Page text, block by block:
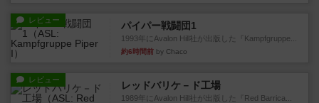
レビュー パイパー戦闘団1
1993年にAvalon Hill社が出版した『Kampfgruppe...
約6時間前 by Chaco
レビュー レッドバリケ－ド工場
1989年にAvalon Hill社が出版した『Red Barrica...